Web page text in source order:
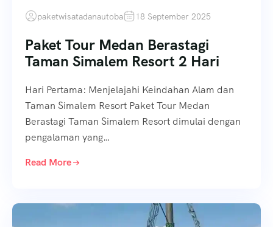
paketwisatadanautoba 18 September 2025
Paket Tour Medan Berastagi
Taman Simalem Resort 2 Hari
Hari Pertama: Menjelajahi Keindahan Alam dan
Taman Simalem Resort Paket Tour Medan
Berastagi Taman Simalem Resort dimulai dengan
pengalaman yang…
Read More